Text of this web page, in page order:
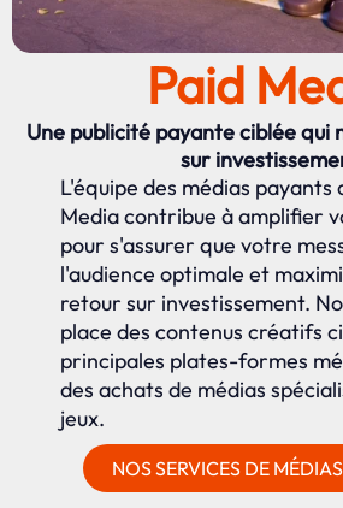
Paid
Une publicité payante ciblée qui
sur
L'équipe des médias payants
Media contribue à amplifier
pour s'assurer que votre
l'audience optimale et
retour sur investissement.
place des contenus créatifs
principales plates-formes
des achats de médias
jeux.
NOS SERVICES DE